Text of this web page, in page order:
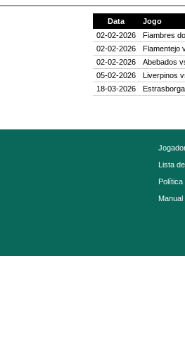
Data
Jogo
02-02-2026
Fiambres
02-02-2026
Flamentejo
02-02-2026
Abebados
05-02-2026
Liverpinos
18-03-2026
Estrasborga
Lista
Política